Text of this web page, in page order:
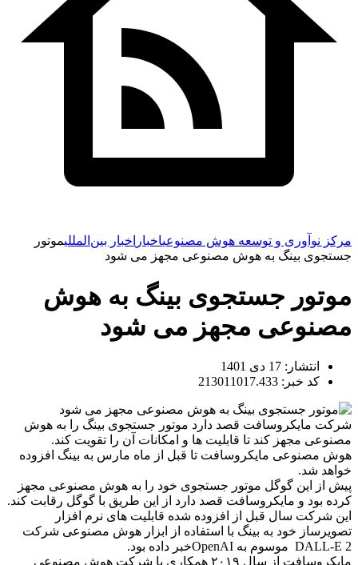
مرکز نوآوری و توسعه هوش مصنوعیاخبار اخبار بین‌المللیموتور
جستجوی بینگ به هوش مصنوعی مجهز می شود
موتور جستجوی بینگ به هوش
مصنوعی مجهز می شود
انتشار: 17 دی 1401
کد خبر: 213011017.433
شرکت مایکروسافت قصد دارد موتور جستجوی بینگ را به هوش
مصنوعی مجهز کند تا قابلیت ها و امکانات آن را تقویت کند.
هوش مصنوعی مایکروسافت تا قبل از ماه مارس به بینگ افزوده
خواهد شد.
پیش از این گوگل موتور جستجوی خود را به هوش مصنوعی مجهز
کرده بود و مایکروسافت قصد دارد از این طریق با گوگل رقابت کند.
این شرکت سال قبل از افزوده شده قابلیت های نرم افزار
تصویرساز خود به بینگ با استفاده از ابزار هوش مصنوعی شرکت
OpenAI موسوم به DALL-E 2 خبر داده بود.
مایکروسافت از سال ۲۰۱۹ همکاری با شرکت هوش مصنوعی